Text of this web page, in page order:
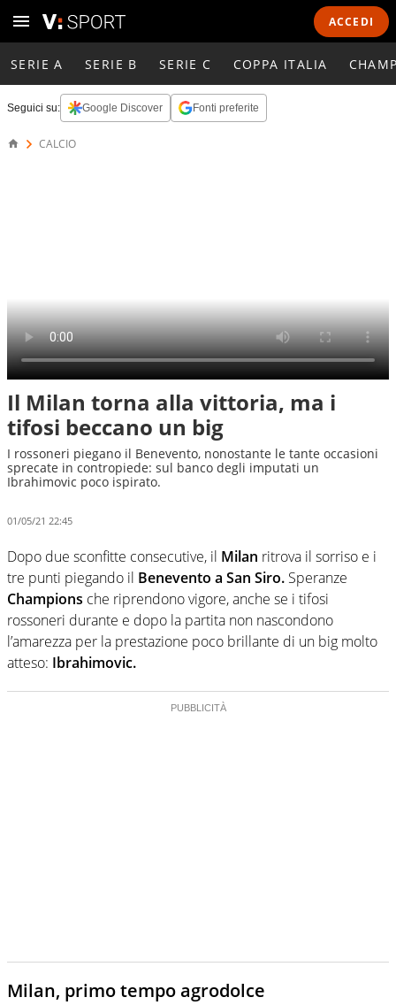
ACCEDI
SERIE A SERIE B SERIE C COPPA ITALIA
Seguici su: Google Discover Fonti preferite
CALCIO
Il Milan torna alla vittoria, ma i
tifosi beccano un big
I rossoneri piegano il Benevento, nonostante le tante occasioni
sprecate in contropiede: sul banco degli imputati un
Ibrahimovic poco ispirato.
01/05/21 22:45
Dopo due sconfitte consecutive, il Milan ritrova il sorriso e i
tre punti piegando il Benevento a San Siro. Speranze
Champions che riprendono vigore, anche se i tifosi
rossoneri durante e dopo la partita non nascondono
l’amarezza per la prestazione poco brillante di un big molto
atteso: Ibrahimovic.
Milan, primo tempo agrodolce